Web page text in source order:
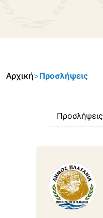
Αρχική>Προσλήψεις
Προσλήψεις